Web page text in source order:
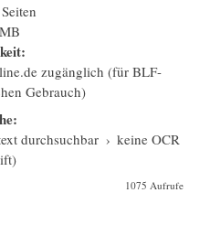
zugänglich (für BLF-
Gebrauch)
durchsuchbar › keine OCR
1075 Aufrufe